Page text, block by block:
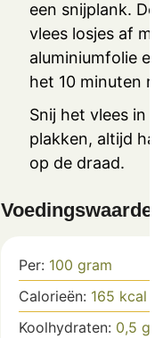
een snijplank.
vlees losjes af
aluminiumfolie
het 10 minuten
Snij het vlees in
plakken, altijd
op de draad.
Voedingswaarde
Per: 100 gram
Calorieën: 165 kcal
Koolhydraten: 0,5